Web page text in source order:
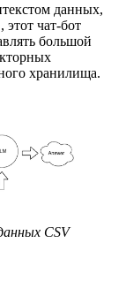
данных,
чат-бот
большой
хранилища.
CSV